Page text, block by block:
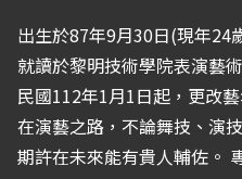
出生於87年9月30日(現年24
就讀於黎明技術學院表演藝
民國112年1月1日起，更改
在演藝之路，不論舞技、演
期許在未來能有貴人輔佐。